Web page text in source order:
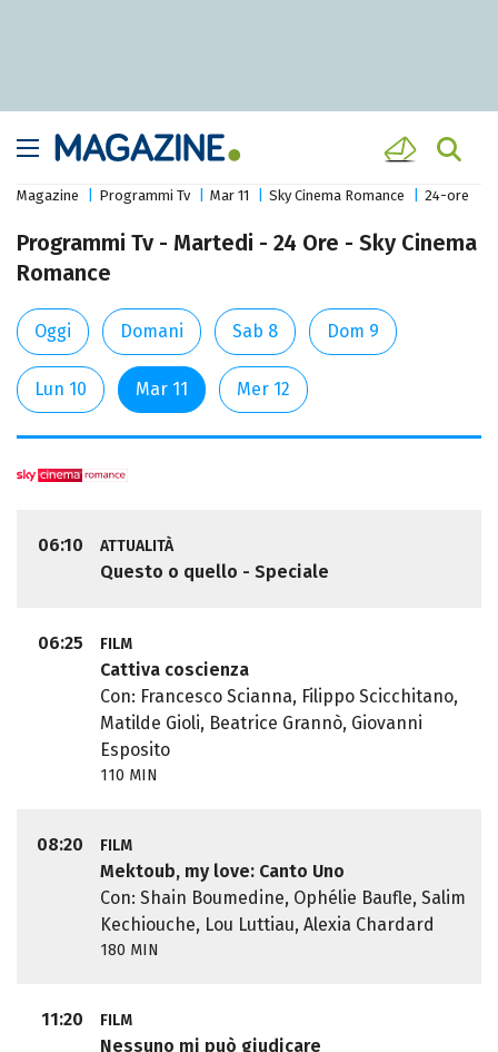
Magazine Programmi Tv Mar 11 Sky Cinema Romance 24-ore
Programmi Tv - Martedi - 24 Ore - Sky Cinema
Romance
Oggi Domani Sab 8 Dom 9
Lun 10 Mar 11 Mer 12
06:10 ATTUALITÀ
Questo o quello - Speciale
06:25 FILM
Cattiva coscienza
Con: Francesco Scianna, Filippo Scicchitano,
Matilde Gioli, Beatrice Grannò, Giovanni
Esposito
110 MIN
08:20 FILM
Mektoub, my love: Canto Uno
Con: Shain Boumedine, Ophélie Baufle, Salim
Kechiouche, Lou Luttiau, Alexia Chardard
180 MIN
11:20 FILM
Nessuno mi può giudicare